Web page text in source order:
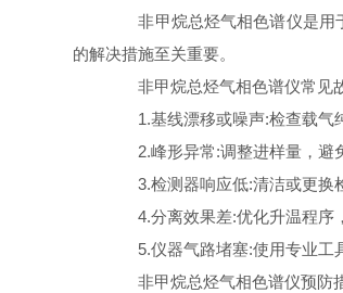
非甲烷总烃气相色谱仪是用于
的解决措施至关重要。
非甲烷总烃气相色谱仪常见故
1.基线漂移或噪声:检查载气纯
2.峰形异常:调整进样量，避免
3.检测器响应低:清洁或更换检
4.分离效果差:优化升温程序，
5.仪器气路堵塞:使用专业工具
非甲烷总烃气相色谱仪预防